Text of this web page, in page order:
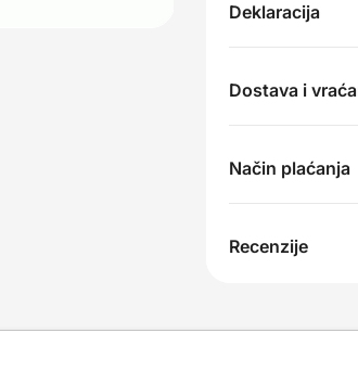
Deklaracija
Dostava i
Način plaćanja
Recenzije